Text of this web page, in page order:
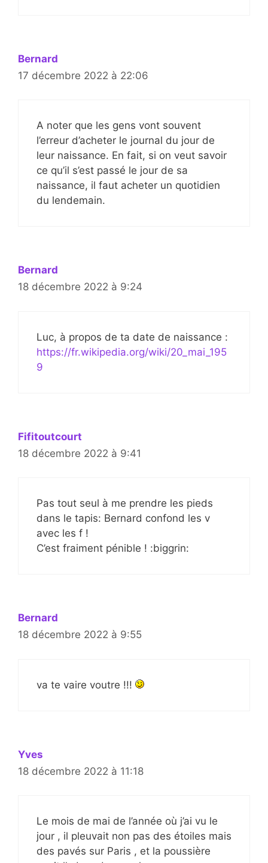
Bernard
17 décembre 2022 à 22:06
A noter que les gens vont souvent
l’erreur d’acheter le journal du jour de
leur naissance. En fait, si on veut savoir
ce qu’il s’est passé le jour de sa
naissance, il faut acheter un quotidien
du lendemain.
Bernard
18 décembre 2022 à 9:24
Luc, à propos de ta date de naissance :
https://fr.wikipedia.org/wiki/20_mai_195
9
Fifitoutcourt
18 décembre 2022 à 9:41
Pas tout seul à me prendre les pieds
dans le tapis: Bernard confond les v
avec les f !
C’est fraiment pénible ! :biggrin:
Bernard
18 décembre 2022 à 9:55
va te vaire voutre !!!
Yves
18 décembre 2022 à 11:18
Le mois de mai de l’année où j’ai vu le
jour , il pleuvait non pas des étoiles mais
des pavés sur Paris , et la poussière